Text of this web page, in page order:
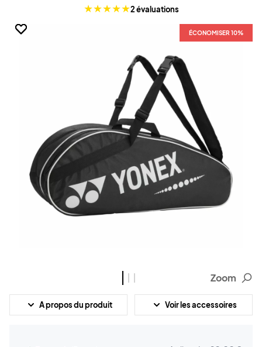
2 évaluations
ÉCONOMISER 10%
ÉCONOMISER 10%
ÉCONOMISER 10%
Zoom
A propos du produit Voir les accessoires